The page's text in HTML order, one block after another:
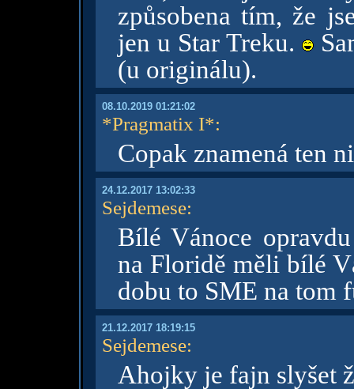
způsobena tím, že
jen u Star Treku.
(u originálu).
08.10.2019 01:21:02
*Pragmatix I*:
Copak znamená ten
24.12.2017 13:02:33
Sejdemese:
Bílé Vánoce
na Floridě měli bílé
dobu to SME na tom
21.12.2017 18:19:15
Sejdemese:
Ahojky je fajn slyšet